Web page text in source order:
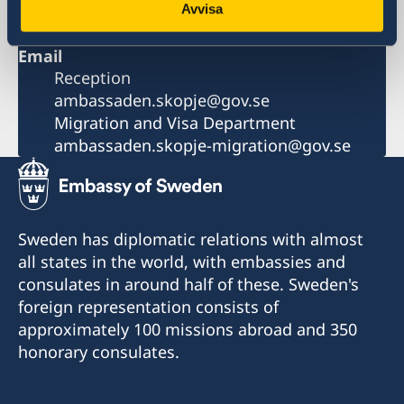
Avvisa
hours Mon-Thu 11.00-12.00
+389 2 3297 898
Email
Reception
ambassaden.skopje@gov.se
Migration and Visa Department
ambassaden.skopje-migration@gov.se
Sweden has diplomatic relations with almost
all states in the world, with embassies and
consulates in around half of these. Sweden's
foreign representation consists of
approximately 100 missions abroad and 350
honorary consulates.